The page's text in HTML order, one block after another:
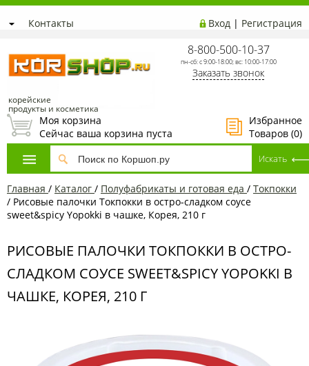
Контакты Вход | Регистрация
корейские
продукты и косметика
8-800-500-10-37
пн-сб: с 9:00-18:00; вс: 10:00-17:00
Заказать звонок
Избранное
Товаров (0)
Моя корзина
Сейчас ваша корзина пуста
Главная / Каталог / Полуфабрикаты и готовая еда / Токпокки
/ Рисовые палочки Токпокки в остро-сладком соусе
sweet&spicy Yopokki в чашке, Корея, 210 г
РИСОВЫЕ ПАЛОЧКИ ТОКПОККИ В ОСТРО-
СЛАДКОМ СОУСЕ SWEET&SPICY YOPOKKI В
ЧАШКЕ, КОРЕЯ, 210 Г